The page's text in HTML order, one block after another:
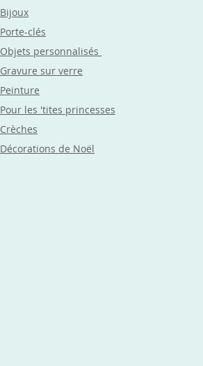
Bijoux
Porte-clés
Objets personnalisés
Gravure sur verre
Peinture
Pour les 'tites princesses
Crèches
Décorations de Noël